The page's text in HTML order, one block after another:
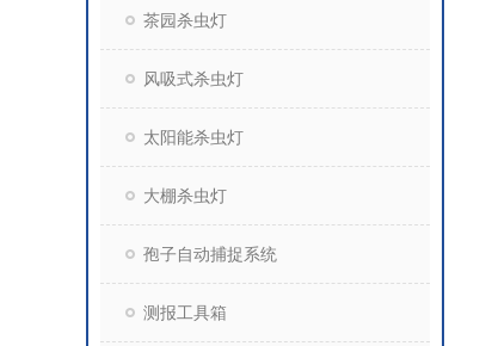
茶园杀虫灯
风吸式杀虫灯
太阳能杀虫灯
大棚杀虫灯
孢子自动捕捉系统
测报工具箱